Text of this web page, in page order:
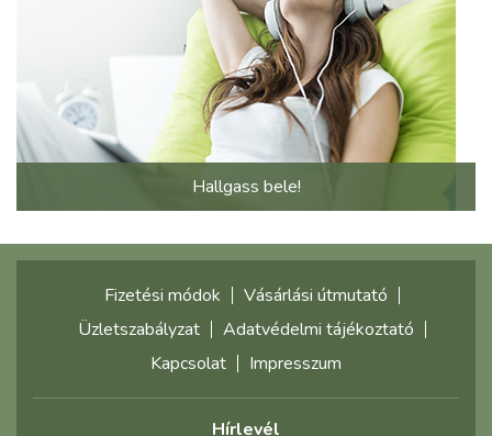
Hallgass bele!
Fizetési módok
Vásárlási útmutató
Üzletszabályzat
Adatvédelmi tájékoztató
Kapcsolat
Impresszum
Hírlevél